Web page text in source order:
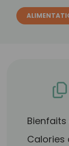
Calories